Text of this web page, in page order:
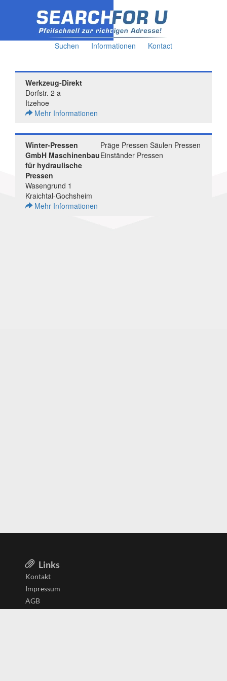
Suchen Informationen Kontact
Werkzeug-Direkt
Dorfstr. 2 a
Itzehoe
Mehr Informationen
Präge Pressen Säulen Pressen
Einständer Pressen
Winter-Pressen
GmbH Maschinenbau
für hydraulische
Pressen
Wasengrund 1
Kraichtal-Gochsheim
Mehr Informationen
Links
Kontakt
Impressum
AGB